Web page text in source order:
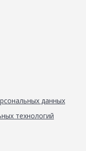
данных
технологий